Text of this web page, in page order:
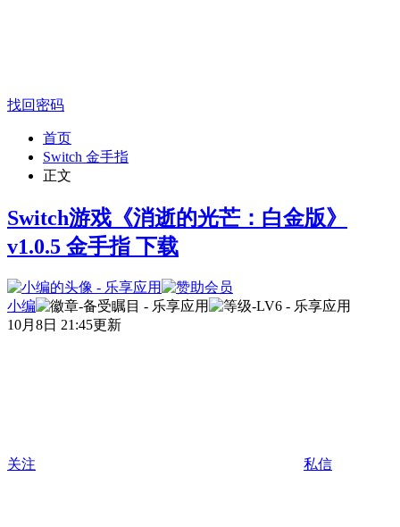
找回密码
首页
Switch 金手指
正文
Switch游戏《消逝的光芒：白金版》
v1.0.5 金手指 下载
小编
10月8日 21:45更新
关注 私信